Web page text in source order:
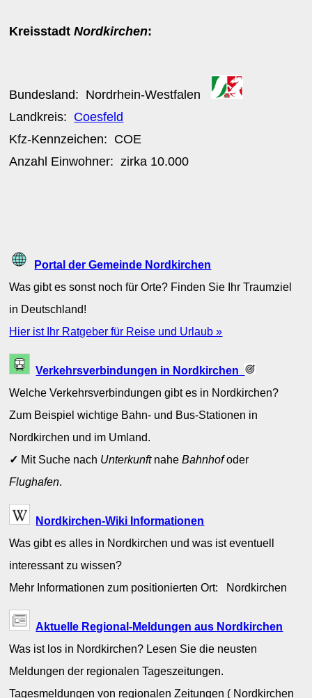
KreisstadtNordkirchen:
Bundesland: Nordrhein-Westfalen
Landkreis: Coesfeld
Kfz-Kennzeichen: COE
Anzahl Einwohner: zirka 10.000
Portal der Gemeinde Nordkirchen
Was gibt es sonst noch für Orte? Finden Sie Ihr Traumziel
in Deutschland!
Hier ist Ihr Ratgeber für Reise und Urlaub »
Verkehrsverbindungen in Nordkirchen
Welche Verkehrsverbindungen gibt es in Nordkirchen?
Zum Beispiel wichtige Bahn- und Bus-Stationen in
Nordkirchen und im Umland.
✓ Mit Suche nach UnterkunftnaheBahnhofoder
Flughafen.
Nordkirchen-Wiki Informationen
Was gibt es alles in Nordkirchen und was ist eventuell
interessant zu wissen?
Mehr Informationen zum positionierten Ort: Nordkirchen
Aktuelle Regional-Meldungen aus Nordkirchen
Was ist los in Nordkirchen? Lesen Sie die neusten
Meldungen der regionalen Tageszeitungen.
Tagesmeldungen von regionalen Zeitungen ( Nordkirchen